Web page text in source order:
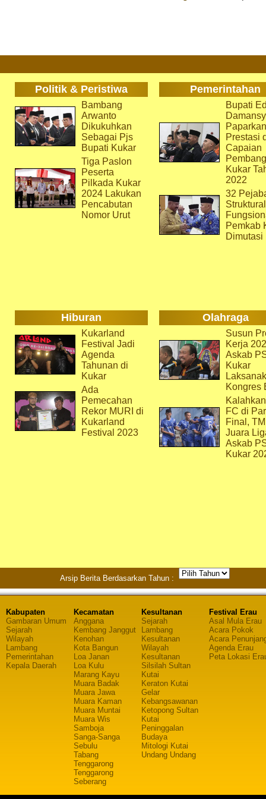
Politik & Peristiwa Pemerintahan
Bambang
Arwanto
Dikukuhkan
Sebagai Pjs
Bupati Kukar
Tiga Paslon
Peserta
Pilkada Kukar
2024 Lakukan
Pencabutan
Nomor Urut
Bupati
Paparkan
Prestasi
Capaian
Kukar
2022
32
Pemkab
Dimutasi
Hiburan Olahraga
Kukarland
Festival Jadi
Agenda
Tahunan di
Kukar
Ada
Pemecahan
Rekor MURI di
Kukarland
Festival 2023
Susun
Kerja
Askab
Kukar
Kongres
FC di
Final,
Juara
Askab
Kukar
Arsip Berita Berdasarkan Tahun :
Kabupaten
Gambaran Umum
Sejarah
Wilayah
Lambang
Pemerintahan
Kepala Daerah
Kecamatan
Anggana
Kembang Janggut
Kenohan
Kota Bangun
Loa Janan
Loa Kulu
Marang Kayu
Muara Badak
Muara Jawa
Muara Kaman
Muara Muntai
Muara Wis
Samboja
Sanga-Sanga
Sebulu
Tabang
Tenggarong
Tenggarong
Seberang
Kesultanan
Sejarah
Lambang
Kesultanan
Wilayah
Kesultanan
Silsilah Sultan
Kutai
Keraton Kutai
Gelar
Kebangsawanan
Ketopong Sultan
Kutai
Peninggalan
Budaya
Mitologi Kutai
Undang Undang
Festival Erau
Asal Mula Erau
Acara Pokok
Acara
Agenda Erau
Peta Lokasi